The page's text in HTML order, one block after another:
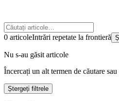
0 articoleIntrări repetate la frontieră
Nu s-au găsit articole
Încercați un alt termen de căutare
Ștergeți filtrele